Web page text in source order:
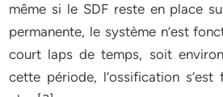
même si le SDF reste en place
permanente, le système n’est
court laps de temps, soit
cette période, l’ossification s’est